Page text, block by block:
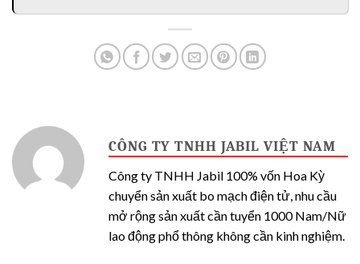
CÔNG TY TNHH JABIL VIỆT NAM
Công ty TNHH Jabil 100% vốn Hoa Kỳ
chuyển sản xuất bo mạch điện tử, nhu cầu
mở rộng sản xuất cần tuyển 1000 Nam/Nữ
lao động phổ thông không cần kinh nghiệm.